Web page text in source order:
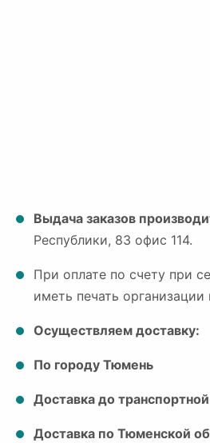
Выдача заказов
Республики, 83 офис 114.
При оплате по счету при
иметь печать
Осуществляем доставку:
По городу Тюмень
Доставка до
Доставка по Тюменской